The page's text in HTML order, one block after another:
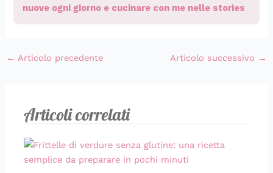
nuove ogni giorno e cucinare con me nelle stories
← Articolo precedente Articolo successivo →
Articoli correlati